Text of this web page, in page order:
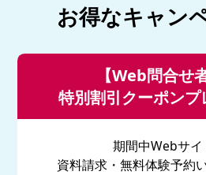
お得なキャン
【Web問合せ
特別割引クーポンプ
期間中Webサイ
資料請求・無料体験予約